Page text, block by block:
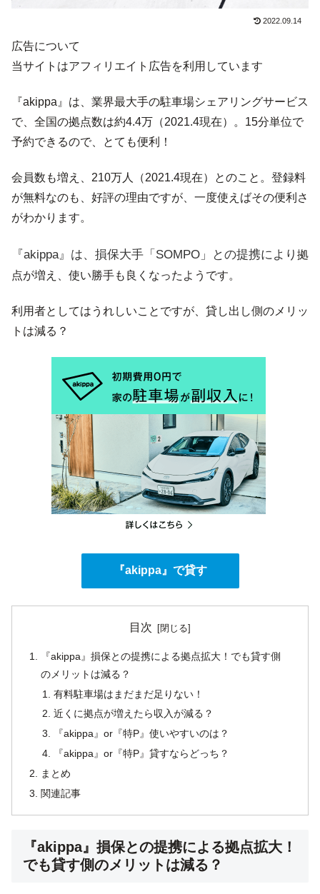
2022.09.14
広告について
当サイトはアフィリエイト広告を利用しています
『akippa』は、業界最大手の駐車場シェアリングサービス
で、全国の拠点数は約4.4万（2021.4現在）。15分単位で
予約できるので、とても便利！
会員数も増え、210万人（2021.4現在）とのこと。登録料
が無料なのも、好評の理由ですが、一度使えばその便利さ
がわかります。
『akippa』は、損保大手「SOMPO」との提携により 拠
点が増え、使い勝手も良くなったようです。
利用者としてはうれしいことですが、貸し出し側のメリッ
トは減る？
『akippa』で貸す
目次
『akippa』損保との提携による拠点拡大！でも貸す側
のメリットは減る？
有料駐車場はまだまだ足りない！
近くに拠点が増えたら収入が減る？
『akippa』or『特P』使いやすいのは？
『akippa』or『特P』貸すならどっち？
まとめ
関連記事
『akippa』損保との提携による拠点拡大！
でも貸す側のメリットは減る？